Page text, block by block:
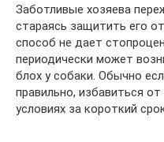
Заботливые хозяева
стараясь защитить его
способ не дает
периодически может
блох у собаки. Обычно
правильно, избавиться
условиях за короткий